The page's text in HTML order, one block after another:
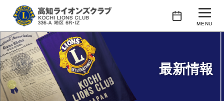
テ
ン
ツ
へ
ス
MENU
行事予定
クラブの紹介
会長あいさつ
最新情報